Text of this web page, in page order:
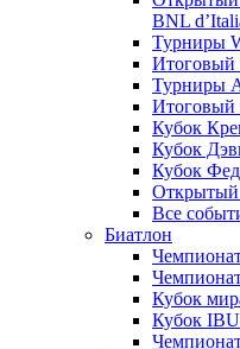
BNL
Турниры
Итоговый
Турниры
Итоговый
Кубок
Кубок
Кубок
Открытый
Все
Биатлон
Кубок
Кубок IBU